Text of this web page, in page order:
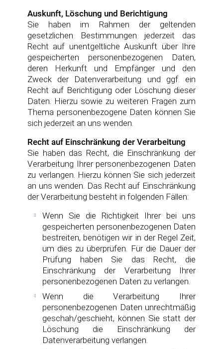
Auskunft, Löschung und Berichtigung
Sie haben im Rahmen der geltenden
gesetzlichen Bestimmungen jederzeit das
Recht auf unentgeltliche Auskunft über Ihre
gespeicherten personenbezogenen Daten,
deren Herkunft und Empfänger und den
Zweck der Datenverarbeitung und ggf. ein
Recht auf Berichtigung oder Löschung dieser
Daten. Hierzu sowie zu weiteren Fragen zum
Thema personenbezogene Daten können Sie
sich jederzeit an uns wenden.
Recht auf Einschränkung der Verarbeitung
Sie haben das Recht, die Einschränkung der
Verarbeitung Ihrer personenbezogenen Daten
zu verlangen. Hierzu können Sie sich jederzeit
an uns wenden. Das Recht auf Einschränkung
der Verarbeitung besteht in folgenden Fällen:
Wenn Sie die Richtigkeit Ihrer bei uns
gespeicherten personenbezogenen Daten
bestreiten, benötigen wir in der Regel Zeit,
um dies zu überprüfen. Für die Dauer der
Prüfung haben Sie das Recht, die
Einschränkung der Verarbeitung Ihrer
personenbezogenen Daten zu verlangen.
Wenn die Verarbeitung Ihrer
personenbezogenen Daten unrechtmäßig
geschah/geschieht, können Sie statt der
Löschung die Einschränkung der
Datenverarbeitung verlangen.